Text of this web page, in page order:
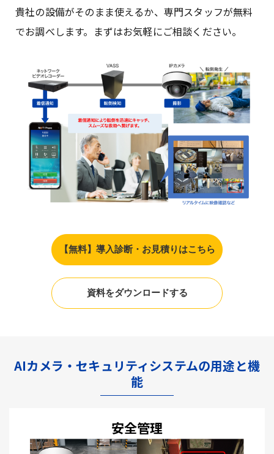
貴社の設備がそのまま使えるか、専門スタッフが無料
でお調べします。まずはお気軽にご相談ください。
【無料】導入診断・お見積りはこちら
資料をダウンロードする
AIカメラ・セキュリティシステムの用途と機
能
安全管理